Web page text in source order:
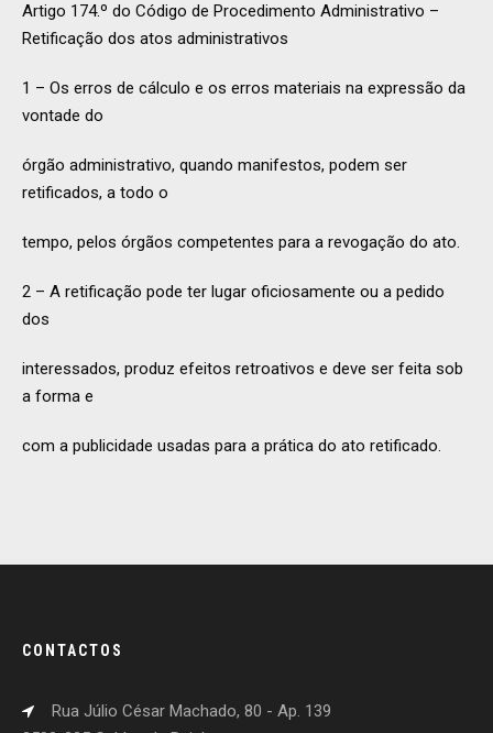
Artigo 174.º do Código de Procedimento Administrativo –
Retificação dos atos administrativos
1 – Os erros de cálculo e os erros materiais na expressão da
vontade do
órgão administrativo, quando manifestos, podem ser
retificados, a todo o
tempo, pelos órgãos competentes para a revogação do ato.
2 – A retificação pode ter lugar oficiosamente ou a pedido
dos
interessados, produz efeitos retroativos e deve ser feita sob
a forma e
com a publicidade usadas para a prática do ato retificado.
CONTACTOS
Rua Júlio César Machado, 80 - Ap. 139